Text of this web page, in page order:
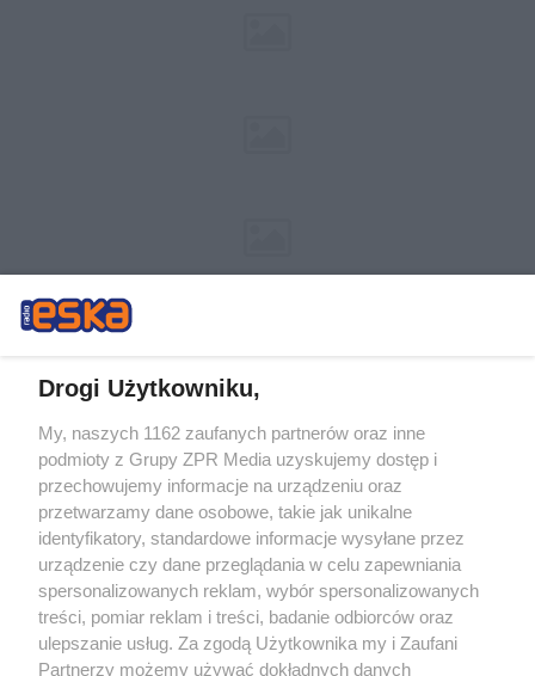
Żaden utwór zamieszczony w serwisie nie może być powielany i
rozpowszechniany lub dalej rozpowszechniany w jakikolwiek sposób (w
tym także elektroniczny lub mechaniczny) na jakimkolwiek polu
eksploatacji w jakiejkolwiek formie, włącznie z umieszczaniem w Internecie
bez pisemnej zgody właściciela praw. Jakiekolwiek użycie lub
wykorzystanie utworów w całości lub w części z naruszeniem prawa, tzn.
bez właściwej zgody, jest zabronione pod groźbą kary i może być ścigane
prawnie.
Drogi Użytkowniku,
My, naszych 1162 zaufanych partnerów oraz inne
podmioty z Grupy ZPR Media uzyskujemy dostęp i
przechowujemy informacje na urządzeniu oraz
przetwarzamy dane osobowe, takie jak unikalne
identyfikatory, standardowe informacje wysyłane przez
urządzenie czy dane przeglądania w celu zapewniania
spersonalizowanych reklam, wybór spersonalizowanych
treści, pomiar reklam i treści, badanie odbiorców oraz
ulepszanie usług. Za zgodą Użytkownika my i Zaufani
Partnerzy możemy używać dokładnych danych